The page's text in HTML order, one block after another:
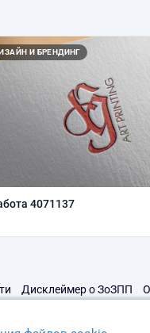
И БРЕНДИНГ
4071137
Дисклеймер о ЗоЗПП